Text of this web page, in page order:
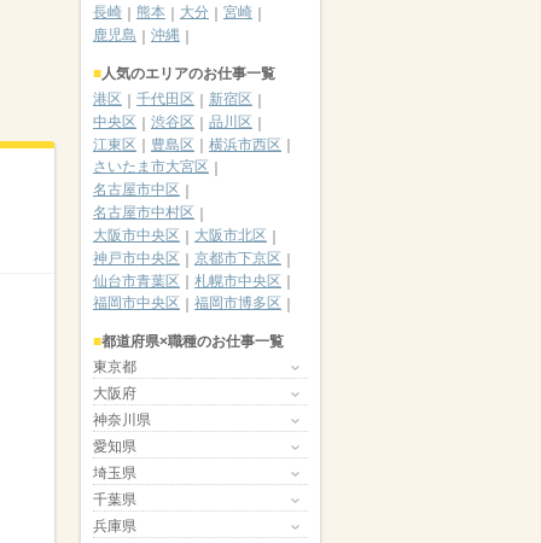
長崎
熊本 大分
宮崎
鹿児島
沖縄
人気のエリアのお仕事一覧
港区
千代田区
新宿区
中央区
渋谷区
品川区
江東区
豊島区
横浜市西区
さいたま市大宮区
名古屋市中区
名古屋市中村区
大阪市中央区
大阪市北区
神戸市中央区
京都市下京区
仙台市青葉区
札幌市中央区
福岡市中央区
福岡市博多区
都道府県×職種のお仕事一覧
東京都
大阪府
神奈川県
愛知県
埼玉県
千葉県
兵庫県